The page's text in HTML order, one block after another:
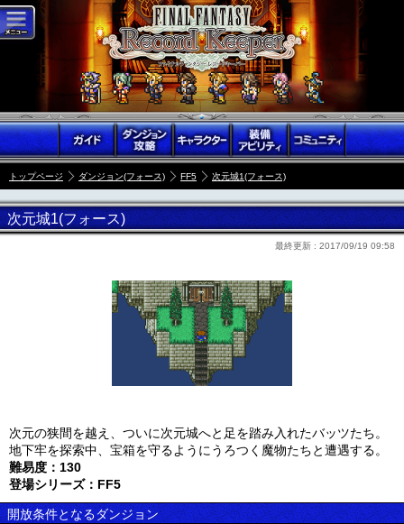
トップページ ダンジョン(フォース) FF5 次元城1(フォース)
次元城1(フォース)
最終更新 : 2017/09/19 09:58
次元の狭間を越え、ついに次元城へと足を踏み入れたバッツたち。
地下牢を探索中、宝箱を守るようにうろつく魔物たちと遭遇する。
難易度：130
登場シリーズ：FF5
開放条件となるダンジョン